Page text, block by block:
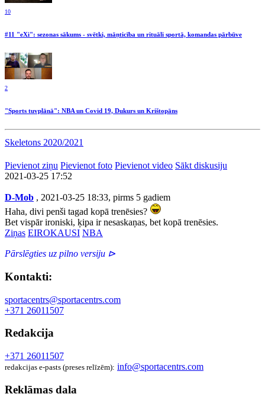
10
#11 "eXi": sezonas sākums - svētki, māņticība un rituāli sportā, komandas pārbūve
2
"Sports tuvplānā": NBA un Covid 19, Dukurs un Krištopāns
Skeletons 2020/2021
Pievienot ziņu Pievienot foto Pievienot video Sākt diskusiju
2021-03-25 17:52
D-Mob , 2021-03-25 18:33, pirms 5 gadiem
Haha, divi penši tagad kopā trenēsies?
Bet vispār ironiski, ķipa ir nesaskaņas, bet kopā trenēsies.
Ziņas EIROKAUSI NBA
Pārslēgties uz pilno versiju ⊳
Kontakti:
sportacentrs@sportacentrs.com
+371 26011507
Redakcija
+371 26011507
redakcijas e-pasts (preses relīzēm): info@sportacentrs.com
Reklāmas daļa